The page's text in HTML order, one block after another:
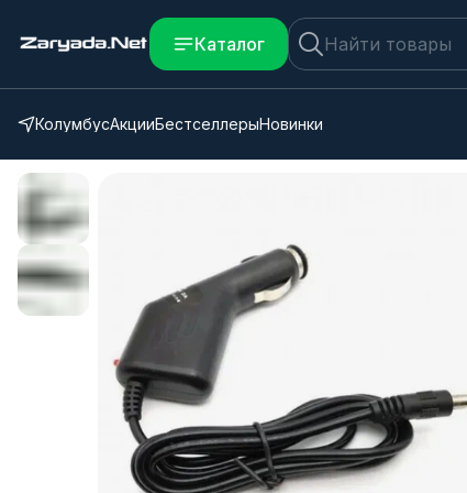
Каталог
КолумбусАкцииБестселлерыНовинки